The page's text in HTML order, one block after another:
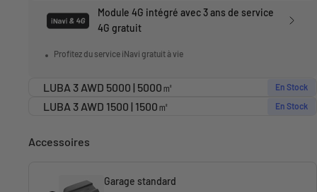
Module 4G intégré avec 3 ans de service
4G gratuit
Profitez du service iNavi gratuit à vie
LUBA 3 AWD 5000 | 5000㎡ En Stock
LUBA 3 AWD 1500 | 1500㎡ En Stock
Accessoires
Garage standard